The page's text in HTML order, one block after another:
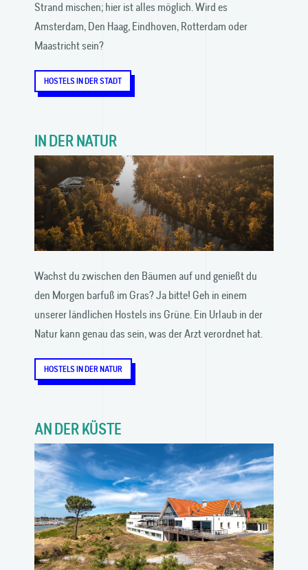
Strand mischen; hier ist alles möglich. Wird es
Amsterdam, Den Haag, Eindhoven, Rotterdam oder
Maastricht sein?
HOSTELS IN DER STADT
IN DER NATUR
Wachst du zwischen den Bäumen auf und genießt du
den Morgen barfuß im Gras? Ja bitte! Geh in einem
unserer ländlichen Hostels ins Grüne. Ein Urlaub in der
Natur kann genau das sein, was der Arzt verordnet hat.
HOSTELS IN DER NATUR
AN DER KÜSTE